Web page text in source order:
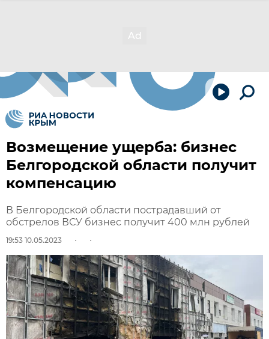
Возмещение ущерба: бизнес
Белгородской области получит
компенсацию
В Белгородской области пострадавший от
обстрелов ВСУ бизнес получит 400 млн рублей
19:53 10.05.2023